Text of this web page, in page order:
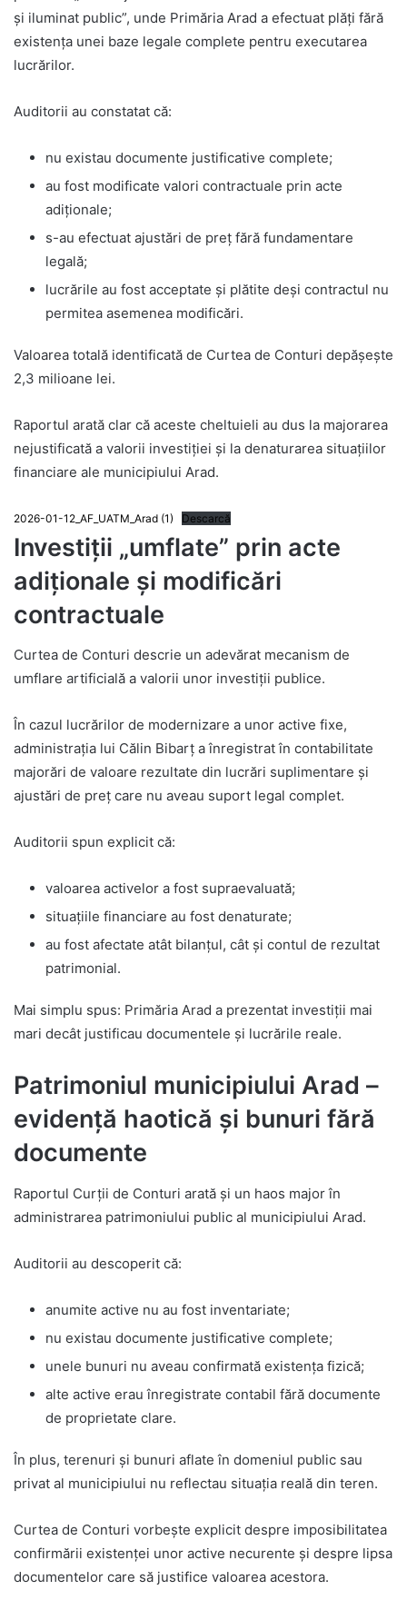
și iluminat public”, unde Primăria Arad a efectuat plăți fără
existența unei baze legale complete pentru executarea
lucrărilor.
Auditorii au constatat că:
nu existau documente justificative complete;
au fost modificate valori contractuale prin acte
adiționale;
s-au efectuat ajustări de preț fără fundamentare
legală;
lucrările au fost acceptate și plătite deși contractul nu
permitea asemenea modificări.
Valoarea totală identificată de Curtea de Conturi depășește
2,3 milioane lei.
Raportul arată clar că aceste cheltuieli au dus la majorarea
nejustificată a valorii investiției și la denaturarea situațiilor
financiare ale municipiului Arad.
2026-01-12_AF_UATM_Arad (1) Descarcă
Investiții „umflate” prin acte
adiționale și modificări
contractuale
Curtea de Conturi descrie un adevărat mecanism de
umflare artificială a valorii unor investiții publice.
În cazul lucrărilor de modernizare a unor active fixe,
administrația lui Călin Bibarț a înregistrat în contabilitate
majorări de valoare rezultate din lucrări suplimentare și
ajustări de preț care nu aveau suport legal complet.
Auditorii spun explicit că:
valoarea activelor a fost supraevaluată;
situațiile financiare au fost denaturate;
au fost afectate atât bilanțul, cât și contul de rezultat
patrimonial.
Mai simplu spus: Primăria Arad a prezentat investiții mai
mari decât justificau documentele și lucrările reale.
Patrimoniul municipiului Arad –
evidență haotică și bunuri fără
documente
Raportul Curții de Conturi arată și un haos major în
administrarea patrimoniului public al municipiului Arad.
Auditorii au descoperit că:
anumite active nu au fost inventariate;
nu existau documente justificative complete;
unele bunuri nu aveau confirmată existența fizică;
alte active erau înregistrate contabil fără documente
de proprietate clare.
În plus, terenuri și bunuri aflate în domeniul public sau
privat al municipiului nu reflectau situația reală din teren.
Curtea de Conturi vorbește explicit despre imposibilitatea
confirmării existenței unor active necurente și despre lipsa
documentelor care să justifice valoarea acestora.